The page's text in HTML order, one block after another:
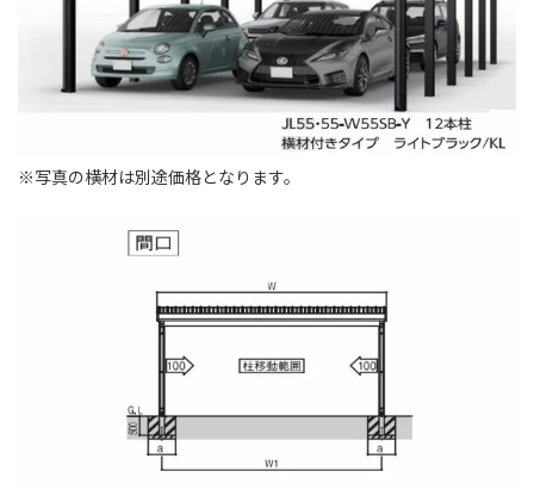
※写真の横材は別途価格となります。